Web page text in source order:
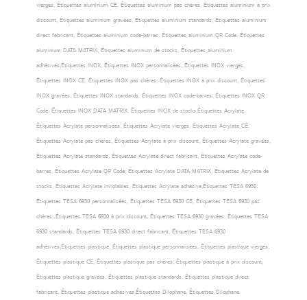
vierges, Étiquettes aluminium CE, Étiquettes aluminium pas chères, Étiquettes aluminium à prix
discount, Étiquettes aluminium gravées, Étiquettes aluminium standards, Étiquettes aluminium
direct fabricant, Étiquettes aluminium code-barres, Étiquettes aluminium QR Code, Étiquettes
aluminium DATA MATRIX, Étiquettes aluminium de stocks, Étiquettes aluminium
adhésives,Étiquettes INOX, Étiquettes INOX personnalisées, Étiquettes INOX vierges,
Étiquettes INOX CE, Étiquettes INOX pas chères, Étiquettes INOX à prix discount, Étiquettes
INOX gravées, Étiquettes INOX standards, Étiquettes INOX code-barres, Étiquettes INOX QR
Code, Étiquettes INOX DATA MATRIX, Étiquettes INOX de stocks,Étiquettes Acrylate,
Étiquettes Acrylate personnalisées, Étiquettes Acrylate vierges, Étiquettes Acrylate CE,
Étiquettes Acrylate pas chères, Étiquettes Acrylate à prix discount, Étiquettes Acrylate gravées,
Étiquettes Acrylate standards, Étiquettes Acrylate direct fabricant, Étiquettes Acrylate code-
barres, Étiquettes Acrylate QR Code, Étiquettes Acrylate DATA MATRIX, Étiquettes Acrylate de
stocks, Étiquettes Acrylate inviolables, Étiquettes Acrylate adhésive,Étiquettes TESA 6930,
Étiquettes TESA 6930 personnalisées, Étiquettes TESA 6930 CE, Étiquettes TESA 6930 pas
chères, Étiquettes TESA 6930 à prix discount, Étiquettes TESA 6930 gravées, Étiquettes TESA
6930 standards, Étiquettes TESA 6930 direct fabricant, Étiquettes TESA 6930
adhésives,Étiquettes plastique, Étiquettes plastique personnalisées, Étiquettes plastique vierges,
Étiquettes plastique CE, Étiquettes plastique pas chères, Étiquettes plastique à prix discount,
Étiquettes plastique gravées, Étiquettes plastique standards, Étiquettes plastique direct
fabricant, Étiquettes plastique adhésives,Étiquettes Dilophane, Étiquettes Dilophane